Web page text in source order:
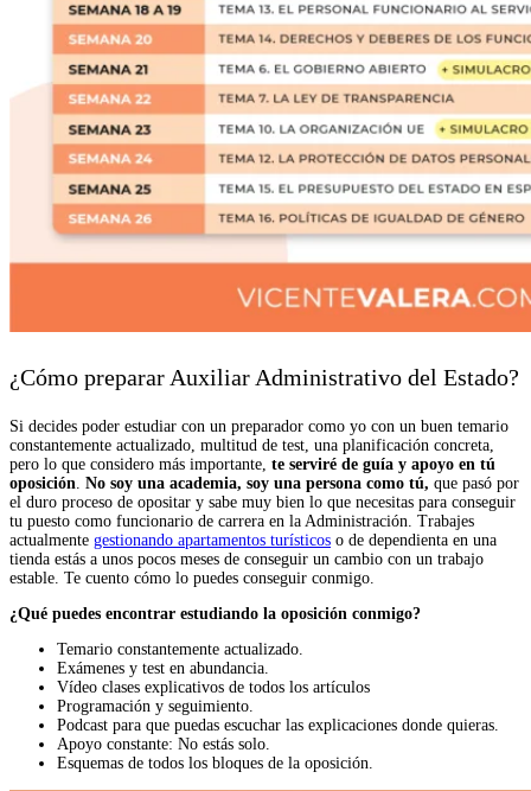
¿Cómo preparar Auxiliar Administrativo del Estado?
Si decides poder estudiar con un preparador como yo con un buen temario
constantemente actualizado, multitud de test, una planificación concreta,
pero lo que considero más importante, te serviré de guía y apoyo en tú
oposición. No soy una academia, soy una persona como tú, que pasó por
el duro proceso de opositar y sabe muy bien lo que necesitas para conseguir
tu puesto como funcionario de carrera en la Administración. Trabajes
actualmente gestionando apartamentos turísticos o de dependienta en una
tienda estás a unos pocos meses de conseguir un cambio con un trabajo
estable. Te cuento cómo lo puedes conseguir conmigo.
¿Qué puedes encontrar estudiando la oposición conmigo?
Temario constantemente actualizado.
Exámenes y test en abundancia.
Vídeo clases explicativos de todos los artículos
Programación y seguimiento.
Podcast para que puedas escuchar las explicaciones donde quieras.
Apoyo constante: No estás solo.
Esquemas de todos los bloques de la oposición.